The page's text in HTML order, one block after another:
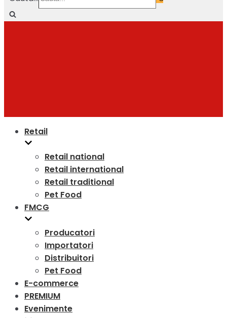
Retail
Retail national
Retail international
Retail traditional
Pet Food
FMCG
Producatori
Importatori
Distribuitori
Pet Food
E-commerce
PREMIUM
Evenimente